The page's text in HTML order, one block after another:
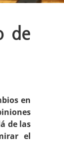
de
en
de las
el